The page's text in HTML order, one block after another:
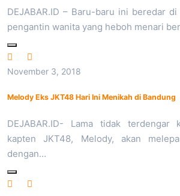
DEJABAR.ID – Baru-baru ini beredar
pengantin wanita yang heboh menari
November 3, 2018
Melody Eks JKT48 Hari Ini Menikah di Bandung
DEJABAR.ID- Lama tidak terdengar
kapten JKT48, Melody, akan
dengan…